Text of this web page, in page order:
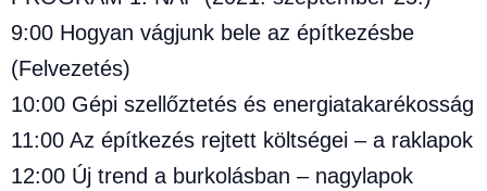
9:00 Hogyan vágjunk bele az építkezésbe
(Felvezetés)
10:00 Gépi szellőztetés és energiatakarékosság
11:00 Az építkezés rejtett költségei – a raklapok
12:00 Új trend a burkolásban – nagylapok